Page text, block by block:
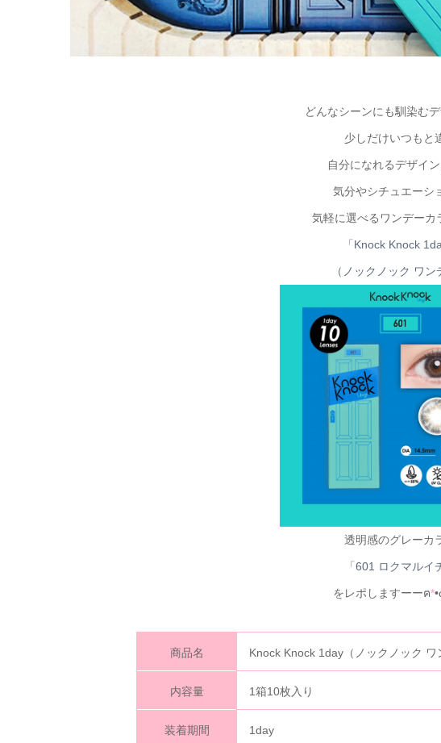
どんなシーンにも馴染む
少しだけいつもと
自分になれるデザイ
気分やシチュエーシ
気軽に選べるワンデーカ
「Knock Knock
（ノックノック ワン
透明感のグレーカ
「601 ロクマルイ
をレポしますーーฅ*
商品名 Knock Knock 1day（ノックノック
内容量 1箱10枚入り
装着期間 1day